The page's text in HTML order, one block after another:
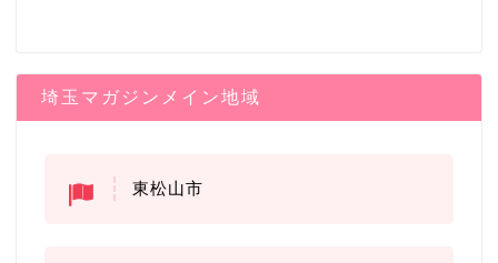
埼玉マガジンメイン地域
東松山市